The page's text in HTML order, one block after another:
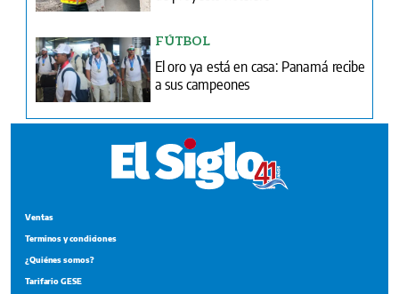
FÚTBOL
El oro ya está en casa: Panamá recibe
a sus campeones
Ventas
Terminos y condiciones
¿Quiénes somos?
Tarifario GESE